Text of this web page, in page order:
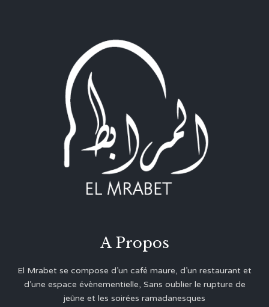
A Propos
El Mrabet se compose d’un café maure, d’un restaurant et
d’une espace évènementielle, Sans oublier le rupture de
jeûne et les soirées ramadanesques